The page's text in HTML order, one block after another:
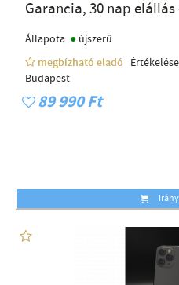
Garancia, 30 nap
Állapota: ● újszerű
megbízható eladó
Budapest
89 990 Ft